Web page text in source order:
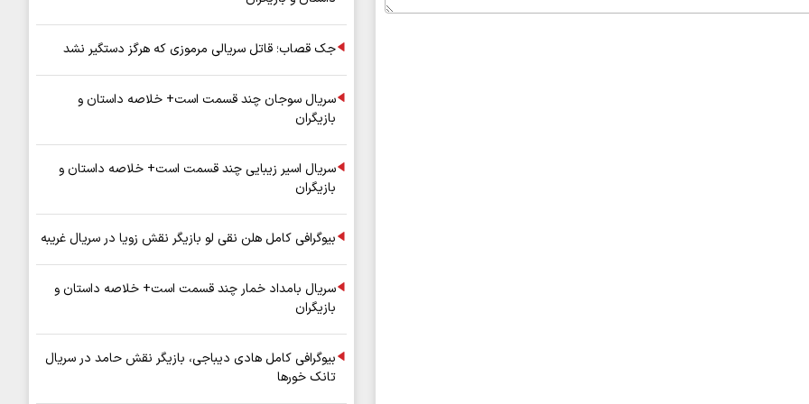
جک قصاب؛ قاتل سریالی مرموزی که هرگز دستگیر نشد
سریال سوجان چند قسمت است+ خلاصه داستان و
بازیگران
سریال اسیر زیبایی چند قسمت است+ خلاصه داستان و
بازیگران
بیوگرافی کامل هلن نقی لو بازیگر نقش زویا در سریال غریبه
سریال بامداد خمار چند قسمت است+ خلاصه داستان و
بازیگران
بیوگرافی کامل هادی دیباجی، بازیگر نقش حامد در سریال
تانک خورها